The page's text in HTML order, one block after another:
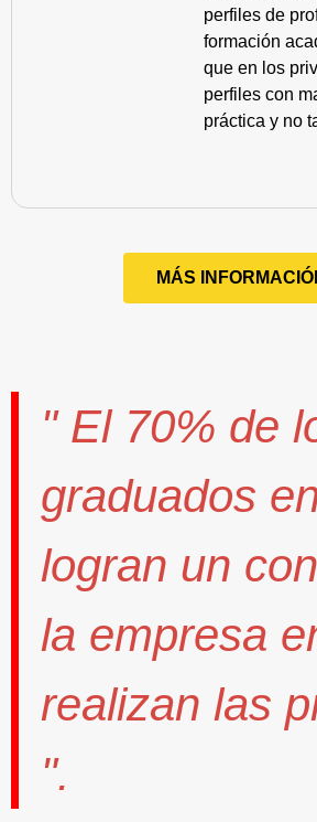
perfiles de
formación
que en los
perfiles con
práctica y no
MÁS
" El 70% de
graduados
logran un
la empresa
realizan las
".